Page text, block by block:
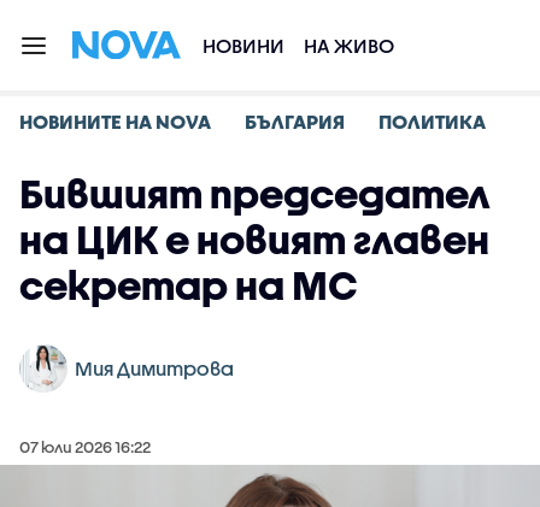
НОВИНИ НА ЖИВО
НОВИНИТЕ НА NOVA БЪЛГАРИЯ ПОЛИТИКА
Бившият председател
на ЦИК е новият главен
секретар на МС
Мия Димитрова
07 юли 2026 16:22